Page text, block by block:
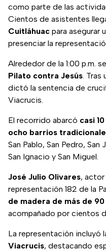
como parte de las
Cientos de asistentes
Cuitláhuac para asegurar
presenciar la
Alrededor de la 1:00 p.m.
Pilato contra Jesús. Tras
dictó la sentencia de
Viacrucis.
El recorrido abarcó casi
ocho barrios
San Pablo, San Pedro, San
San Ignacio y San Miguel.
José Julio Olivares, actor
representación 182 de la
de madera de más de
acompañado por cientos
La representación incluyó
Viacrucis, destacando